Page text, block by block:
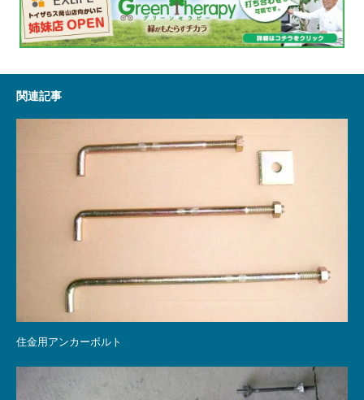
関連記事
住金用アンカーボルト